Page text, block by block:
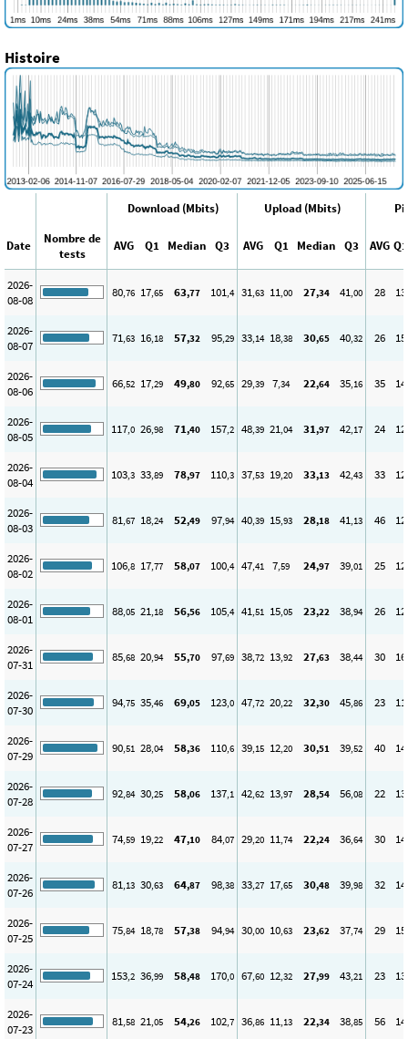
Histoire
Download (Mbits) Upload (Mbits)
Date
Nombre de
tests
AVG Q1 Median Q3 AVG Q1 Median Q3 AVG Q1
2026-
08-08
80,76 17,65 63,77 101,4 31,63 11,00 27,34 41,00 28 13
2026-
08-07
71,63 16,18 57,32 95,29 33,14 18,38 30,65 40,32 26 15
2026-
08-06
66,52 17,29 49,80 92,65 29,39 7,34 22,64 35,16 35 14
2026-
08-05
117,0 26,98 71,40 157,2 48,39 21,04 31,97 42,17 24 12
2026-
08-04
103,3 33,89 78,97 110,3 37,53 19,20 33,13 42,43 33 12
2026-
08-03
81,67 18,24 52,49 97,94 40,39 15,93 28,18 41,13 46 12
2026-
08-02
106,8 17,77 58,07 100,4 47,41 7,59 24,97 39,01 25 12
2026-
08-01
88,05 21,18 56,56 105,4 41,51 15,05 23,22 38,94 26 12
2026-
07-31
85,68 20,94 55,70 97,69 38,72 13,92 27,63 38,44 30 16
2026-
07-30
94,75 35,46 69,05 123,0 47,72 20,22 32,30 45,86 23 11
2026-
07-29
90,51 28,04 58,36 110,6 39,15 12,20 30,51 39,52 40 14
2026-
07-28
92,84 30,25 58,06 137,1 42,62 13,97 28,54 56,08 22 13
2026-
07-27
74,59 19,22 47,10 84,07 29,20 11,74 22,24 36,64 30 14
2026-
07-26
81,13 30,63 64,87 98,38 33,27 17,65 30,48 39,98 32 14
2026-
07-25
75,84 18,78 57,38 94,94 30,00 10,63 23,62 37,74 29 15
2026-
07-24
153,2 36,99 58,48 170,0 67,60 12,32 27,99 43,21 23 13
2026-
07-23
81,58 21,05 54,26 102,7 36,86 11,13 22,34 38,85 56 14